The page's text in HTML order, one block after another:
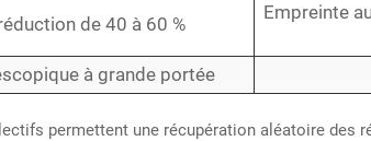
de 40 à 60 %
Empreinte
à grande portée
permettent une récupération aléatoire des